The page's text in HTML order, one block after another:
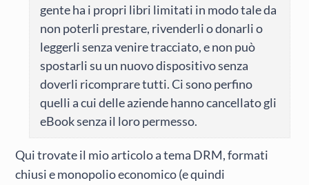
gente ha i propri libri limitati in modo tale da
non poterli prestare, rivenderli o donarli o
leggerli senza venire tracciato, e non può
spostarli su un nuovo dispositivo senza
doverli ricomprare tutti. Ci sono perfino
quelli a cui delle aziende hanno cancellato gli
eBook senza il loro permesso.
Qui trovate il mio articolo a tema DRM, formati
chiusi e monopolio economico (e quindi